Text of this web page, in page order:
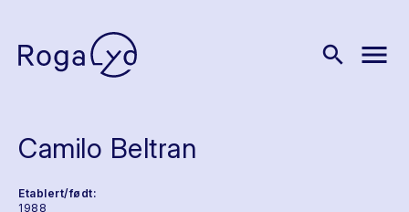
search menu
Camilo Beltran
Etablert/født:
1988